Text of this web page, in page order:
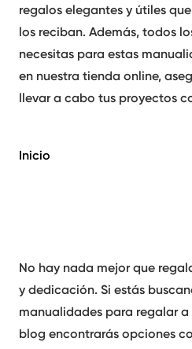
regalos elegantes y útiles
los reciban. Además, todos
necesitas para estas
en nuestra tienda online,
llevar a cabo tus proyectos
Inicio
No hay nada mejor que
y dedicación. Si estás
manualidades para regalar
blog encontrarás opciones